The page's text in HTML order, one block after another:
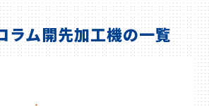
ラム開先加工機の一覧